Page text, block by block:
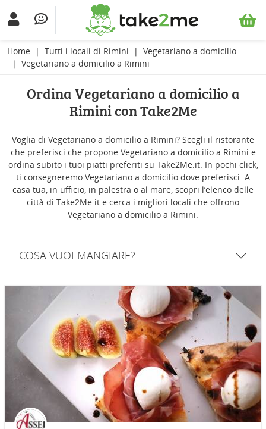
Home Tutti i locali di Rimini
Vegetariano a domicilio
Vegetariano a domicilio a Rimini
Ordina Vegetariano a domicilio a
Rimini con Take2Me
Voglia di Vegetariano a domicilio a Rimini? Scegli il ristorante
che preferisci che propone Vegetariano a domicilio a Rimini e
ordina subito i tuoi piatti preferiti su Take2Me.it. In pochi click,
ti consegneremo Vegetariano a domicilio dove preferisci. A
casa tua, in ufficio, in palestra o al mare, scopri l’elenco delle
città di Take2Me.it e cerca i migliori locali che offrono
Vegetariano a domicilio a Rimini.
COSA VUOI MANGIARE?